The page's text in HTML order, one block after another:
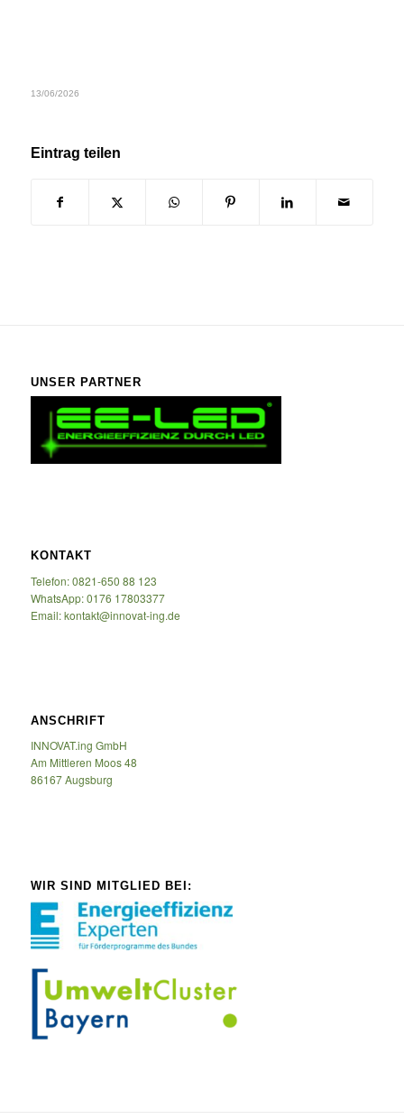
13/06/2026
Eintrag teilen
UNSER PARTNER
KONTAKT
Telefon: 0821-650 88 123
WhatsApp: 0176 17803377
Email: kontakt@innovat-ing.de
ANSCHRIFT
INNOVAT.ing GmbH
Am Mittleren Moos 48
86167 Augsburg
WIR SIND MITGLIED BEI: